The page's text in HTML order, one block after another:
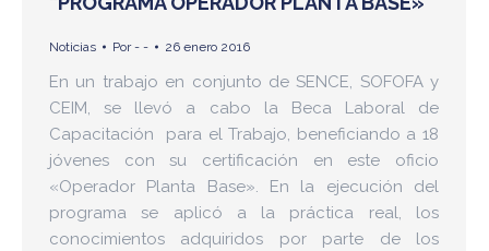
Noticias Por- - 26 enero 2016
En un trabajo en conjunto de SENCE, SOFOFA y
CEIM, se llevó a cabo la Beca Laboral de
Capacitación para el Trabajo, beneficiando a 18
jóvenes con su certificación en este oficio
«Operador Planta Base». En la ejecución del
programa se aplicó a la práctica real, los
conocimientos adquiridos por parte de los